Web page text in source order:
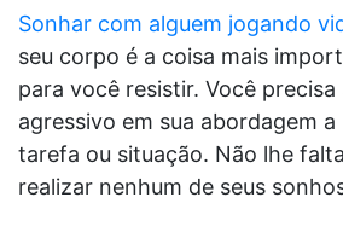
Sonhar com alguem jogando
seu corpo é a coisa mais
para você resistir. Você precisa
agressivo em sua abordagem
tarefa ou situação. Não lhe
realizar nenhum de seus